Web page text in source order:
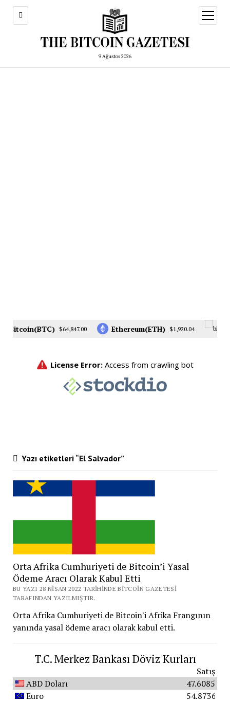
9 Ağustos 2026
aç
Bitcoin(BTC) $64,847.00 Ethereum(ETH) $1,920.04
Yazı etiketleri “El Salvador”
Orta Afrika Cumhuriyeti de Bitcoin’i Yasal
Ödeme Aracı Olarak Kabul Etti
BU YAZI 28 NISAN 2022 TARIHINDE BITCOIN GAZETESI
TARAFINDAN YAZILMIŞTIR.
Orta Afrika Cumhuriyeti de Bitcoin'i Afrika Frangının
yanında yasal ödeme aracı olarak kabul etti.
T.C. Merkez Bankası Döviz Kurları
Satış
ABD Doları
47.6085
Euro
54.8736